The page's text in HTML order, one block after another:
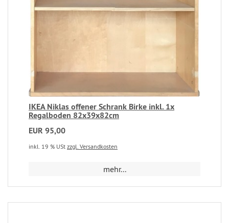
IKEA Niklas offener Schrank Birke inkl. 1x
Regalboden 82x39x82cm
EUR 95,00
inkl. 19 % USt zzgl. Versandkosten
mehr...